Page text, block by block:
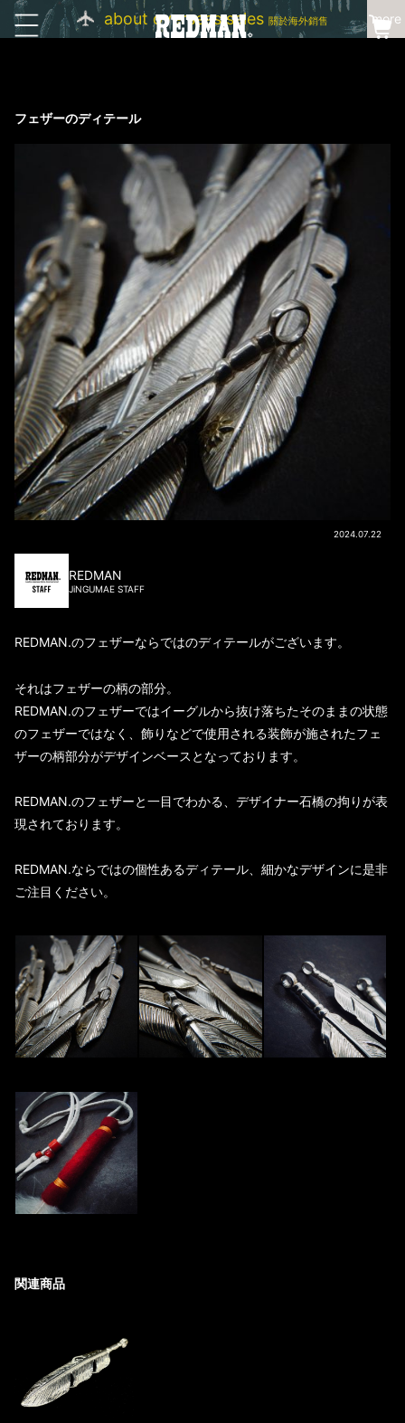
about overseas sales 關於海外銷售 more
フェザーのディテール
2024.07.22
REDMAN
JiNGUMAE STAFF
REDMAN.のフェザーならではのディテールがございます。
それはフェザーの柄の部分。
REDMAN.のフェザーではイーグルから抜け落ちたそのままの状態
のフェザーではなく、飾りなどで使用される装飾が施されたフェ
ザーの柄部分がデザインベースとなっております。
REDMAN.のフェザーと一目でわかる、デザイナー石橋の拘りが表
現されております。
REDMAN.ならではの個性あるディテール、細かなデザインに是非
ご注目ください。
関連商品